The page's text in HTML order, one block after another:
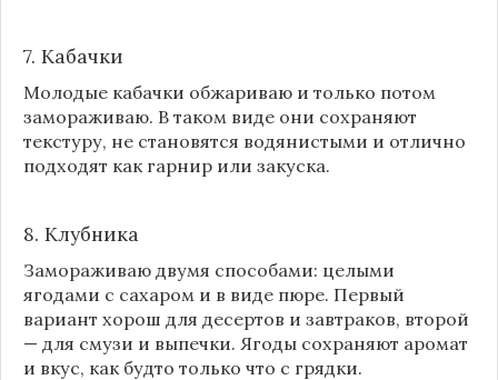
7. Кабачки
Молодые кабачки обжариваю и только потом
замораживаю. В таком виде они сохраняют
текстуру, не становятся водянистыми и отлично
подходят как гарнир или закуска.
8. Клубника
Замораживаю двумя способами: целыми
ягодами с сахаром и в виде пюре. Первый
вариант хорош для десертов и завтраков, второй
— для смузи и выпечки. Ягоды сохраняют аромат
и вкус, как будто только что с грядки.